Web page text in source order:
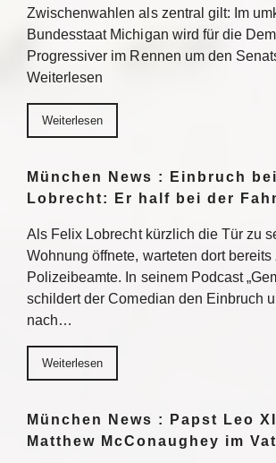
Zwischenwahlen als zentral gilt: Im
Bundesstaat Michigan wird für die
Progressiver im Rennen um den
Weiterlesen
Weiterlesen
München News : Einbruch
Lobrecht: Er half bei der
Als Felix Lobrecht kürzlich die Tür zu
Wohnung öffnete, warteten dort bereits
Polizeibeamte. In seinem Podcast
schildert der Comedian den Einbruch
nach…
Weiterlesen
München News : Papst Leo
Matthew McConaughey im